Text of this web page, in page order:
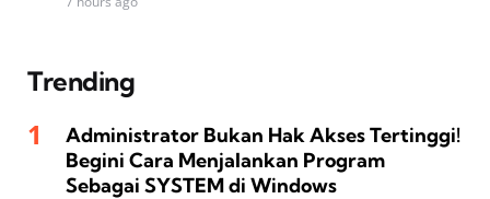
Trending
Administrator Bukan Hak Akses Tertinggi!
Begini Cara Menjalankan Program
Sebagai SYSTEM di Windows